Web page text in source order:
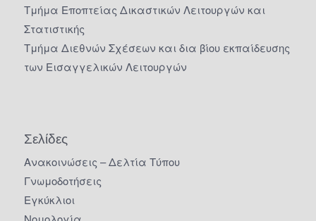
Τμήμα Εποπτείας Δικαστικών Λειτουργών και
Στατιστικής
Τμήμα Διεθνών Σχέσεων και δια βίου εκπαίδευσης
των Εισαγγελικών Λειτουργών
Σελίδες
Ανακοινώσεις – Δελτία Τύπου
Γνωμοδοτήσεις
Εγκύκλιοι